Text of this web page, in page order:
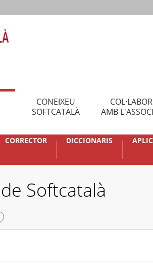
CONEIXEU
SOFTCATALÀ
AMB
CORRECTOR DICCIONARIS
Softcatalà